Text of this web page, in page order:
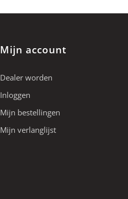
Mijn account
Dealer worden
Inloggen
Mijn bestellingen
Mijn verlanglijst